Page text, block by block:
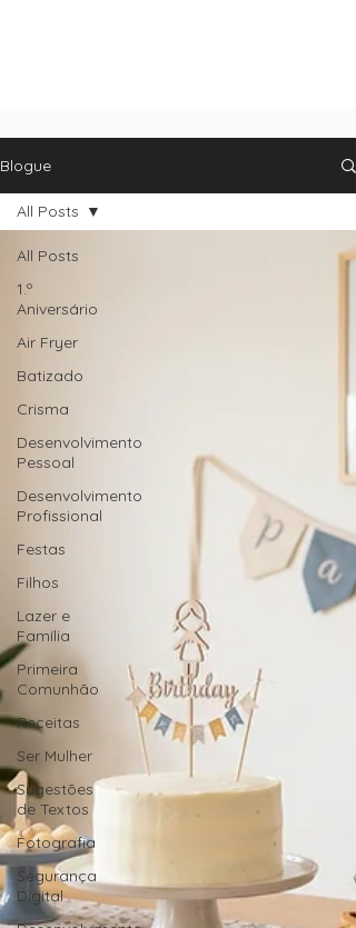
Blogue
All Posts
1.º
Aniversário
Air Fryer
Batizado
Crisma
Desenvolvimento
Pessoal
Desenvolvimento
Profissional
Festas
Filhos
Lazer e
Família
Primeira
Comunhão
Receitas
Ser Mulher
Sugestões
de Textos
Fotografia
Segurança
Digital
All Posts